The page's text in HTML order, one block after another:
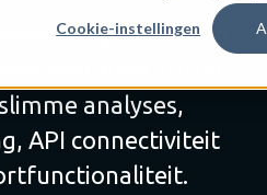
Cookie-instellingen
en versnel
analyses,
API connectiviteit